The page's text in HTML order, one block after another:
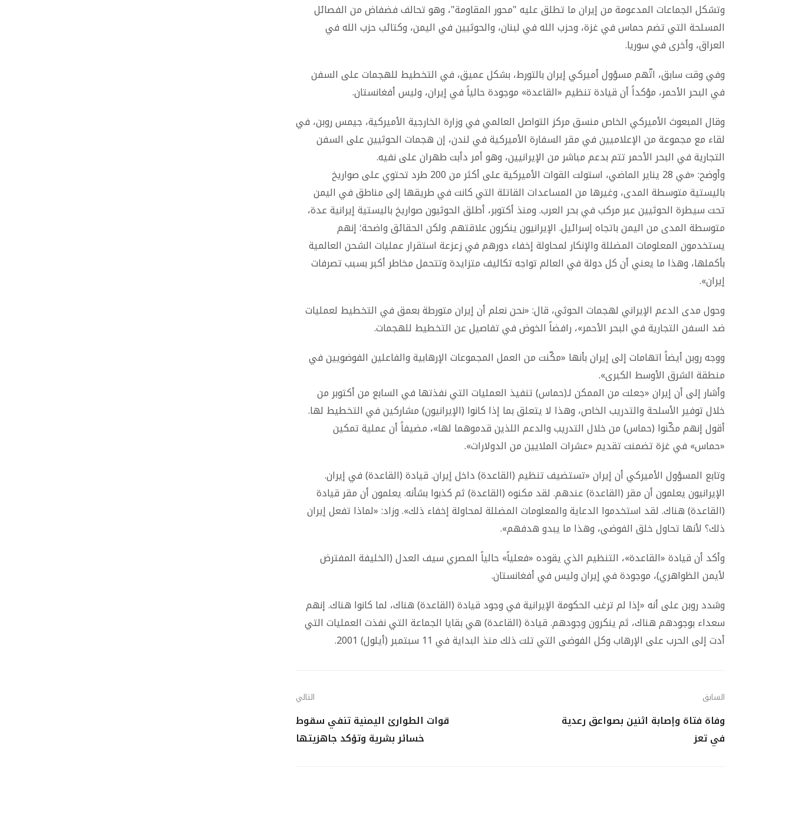
وتشكل الجماعات المدعومة من إيران ما تطلق عليه "محور المقاومة"، وهو تحالف فضفاض من الفصائل
المسلحة التي تضم حماس في غزة، وحزب الله في لبنان، والحوثيين في اليمن، وكتائب حزب الله في
العراق، وأخرى في سوريا.
وفي وقت سابق، اتّهم مسؤول أميركي إيران بالتورط، بشكل عميق، في التخطيط للهجمات على السفن
في البحر الأحمر، مؤكداً أن قيادة تنظيم «القاعدة» موجودة حالياً في إيران، وليس أفغانستان.
وقال المبعوث الأميركي الخاص منسق مركز التواصل العالمي في وزارة الخارجية الأميركية، جيمس روبن، في
لقاء مع مجموعة من الإعلاميين في مقر السفارة الأميركية في لندن، إن هجمات الحوثيين على السفن
التجارية في البحر الأحمر تتم بدعم مباشر من الإيرانيين، وهو أمر دأبت طهران على نفيه.
وأوضح: «في 28 يناير الماضي، استولت القوات الأميركية على أكثر من 200 طرد تحتوي على صواريخ
باليستية متوسطة المدى، وغيرها من المساعدات القاتلة التي كانت في طريقها إلى مناطق في اليمن
تحت سيطرة الحوثيين عبر مركب في بحر العرب. ومنذ أكتوبر، أطلق الحوثيون صواريخ باليستية إيرانية عدة،
متوسطة المدى من اليمن باتجاه إسرائيل. الإيرانيون ينكرون علاقتهم. ولكن الحقائق واضحة؛ إنهم
يستخدمون المعلومات المضللة والإنكار لمحاولة إخفاء دورهم في زعزعة استقرار عمليات الشحن العالمية
بأكملها، وهذا ما يعني أن كل دولة في العالم تواجه تكاليف متزايدة وتتحمل مخاطر أكبر بسبب تصرفات
إيران».
وحول مدى الدعم الإيراني لهجمات الحوثي، قال: «نحن نعلم أن إيران متورطة بعمق في التخطيط لعمليات
ضد السفن التجارية في البحر الأحمر»، رافضاً الخوض في تفاصيل عن التخطيط للهجمات.
ووجه روبن أيضاً اتهامات إلى إيران بأنها «مكّنت من العمل المجموعات الإرهابية والفاعلين الفوضويين في
منطقة الشرق الأوسط الكبرى».
وأشار إلى أن إيران «جعلت من الممكن لـ(حماس) تنفيذ العمليات التي نفذتها في السابع من أكتوبر من
خلال توفير الأسلحة والتدريب الخاص، وهذا لا يتعلق بما إذا كانوا (الإيرانيون) مشاركين في التخطيط لها.
أقول إنهم مكّنوا (حماس) من خلال التدريب والدعم اللذين قدموهما لها»، مضيفاً أن عملية تمكين
«حماس» في غزة تضمنت تقديم «عشرات الملايين من الدولارات».
وتابع المسؤول الأميركي أن إيران «تستضيف تنظيم (القاعدة) داخل إيران. قيادة (القاعدة) في إيران.
الإيرانيون يعلمون أن مقر (القاعدة) عندهم. لقد مكنوه (القاعدة) ثم كذبوا بشأنه. يعلمون أن مقر قيادة
(القاعدة) هناك. لقد استخدموا الدعاية والمعلومات المضللة لمحاولة إخفاء ذلك». وزاد: «لماذا تفعل إيران
ذلك؟ لأنها تحاول خلق الفوضى، وهذا ما يبدو هدفهم».
وأكد أن قيادة «القاعدة»، التنظيم الذي يقوده «فعلياً» حالياً المصري سيف العدل (الخليفة المفترض
لأيمن الظواهري)، موجودة في إيران وليس في أفغانستان.
وشدد روبن على أنه «إذا لم ترغب الحكومة الإيرانية في وجود قيادة (القاعدة) هناك، لما كانوا هناك. إنهم
سعداء بوجودهم هناك، ثم ينكرون وجودهم. قيادة (القاعدة) هي بقايا الجماعة التي نفذت العمليات التي
أدت إلى الحرب على الإرهاب وكل الفوضى التي تلت ذلك منذ البداية في 11 سبتمبر (أيلول) 2001.
السابق
وفاة فتاة وإصابة اثنين بصواعق رعدية
في تعز
التالي
قوات الطوارئ اليمنية تنفي سقوط
خسائر بشرية وتؤكد جاهزيتها